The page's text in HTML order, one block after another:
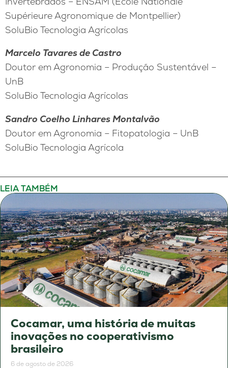
Supérieure Agronomique de Montpellier)
SoluBio Tecnologia Agrícolas
Marcelo Tavares de Castro
Doutor em Agronomia – Produção Sustentável –
UnB
SoluBio Tecnologia Agrícolas
Sandro Coelho Linhares Montalvão
Doutor em Agronomia – Fitopatologia – UnB
SoluBio Tecnologia Agrícola
LEIA TAMBÉM
Cocamar, uma história de muitas
inovações no cooperativismo
brasileiro
6 de agosto de 2026